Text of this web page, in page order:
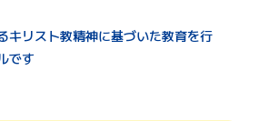
キリスト教精神に基づいた教育を行
です